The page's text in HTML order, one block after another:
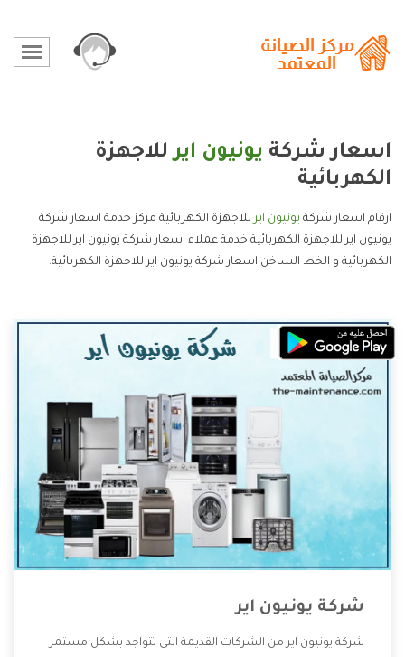
اسعار شركة يونيون ايرللاجهزة
الكهربائية
ارقام اسعار شركة يونيون ايرللاجهزة الكهربائية مركز خدمة اسعار شركة
يونيون اير للاجهزة الكهربائية خدمة عملاء اسعار شركة يونيون اير للاجهزة
الكهربائية و الخط الساخن اسعار شركة يونيون اير للاجهزة الكهربائية.
شركة يونيون اير
شركة يونيون اير من الشركات القديمة التى تتواجد بشكل مستمر